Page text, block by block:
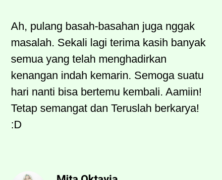
Ah, pulang basah-basahan juga nggak
masalah. Sekali lagi terima kasih banyak
semua yang telah menghadirkan
kenangan indah kemarin. Semoga suatu
hari nanti bisa bertemu kembali. Aamiin!
Tetap semangat dan Teruslah berkarya!
:D